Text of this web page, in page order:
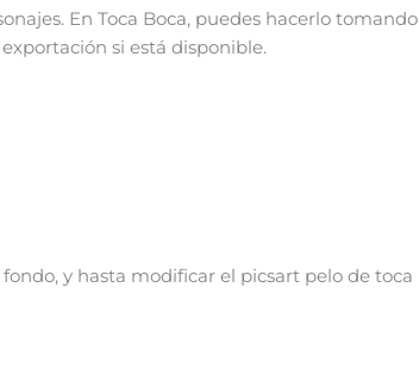
En Toca Boca, puedes hacerlo tomando
si está disponible.
y hasta modificar el picsart pelo de toca